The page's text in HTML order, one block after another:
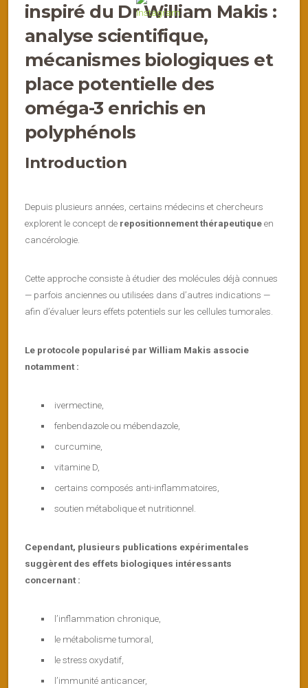
inspiré du Dr William Makis :
analyse scientifique,
mécanismes biologiques et
place potentielle des
oméga-3 enrichis en
polyphénols
Introduction
Depuis plusieurs années, certains médecins et chercheurs
explorent le concept de repositionnement thérapeutiqueen
cancérologie.
Cette approche consiste à étudier des molécules déjà connues
— parfois anciennes ou utilisées dans d’autres indications —
afin d’évaluer leurs effets potentiels sur les cellules tumorales.
Le protocole popularisé par William Makis associe
notamment :
ivermectine,
fenbendazole ou mébendazole,
curcumine,
vitamine D,
certains composés anti-inflammatoires,
soutien métabolique et nutritionnel.
Cependant, plusieurs publications expérimentales
suggèrent des effets biologiques intéressants
concernant :
l’inflammation chronique,
le métabolisme tumoral,
le stress oxydatif,
l’immunité anticancer,